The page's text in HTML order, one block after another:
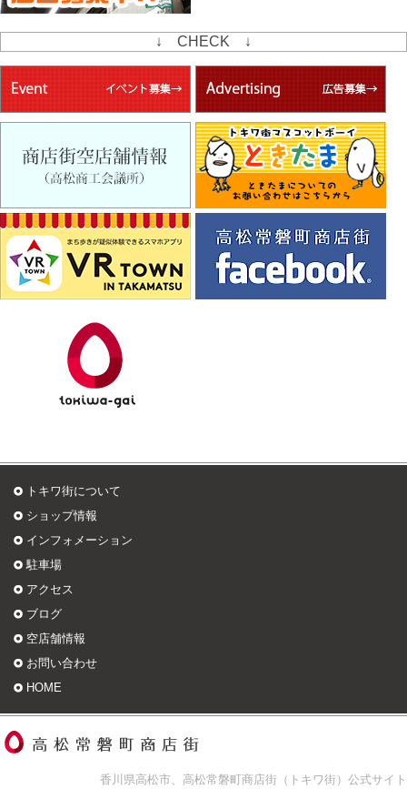
↓ CHECK ↓
トキワ街について
ショップ情報
インフォメーション
駐車場
アクセス
ブログ
空店舗情報
お問い合わせ
HOME
香川県高松市、高松常磐町商店街（トキワ街）公式サイト